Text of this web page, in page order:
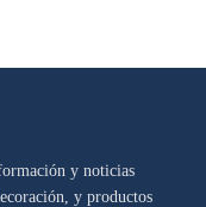
y noticias
y productos